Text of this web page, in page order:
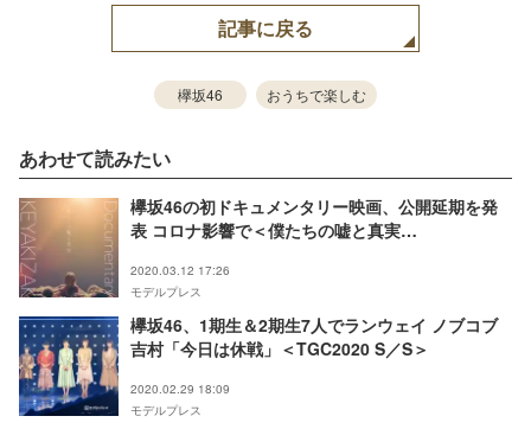
記事に戻る
欅坂46 おうちで楽しむ
あわせて読みたい
欅坂46の初ドキュメンタリー映画、公開延期を発
表 コロナ影響で＜僕たちの嘘と真実
2020.03.12 17:26
モデルプレス
欅坂46、1期生＆2期生7人でランウェイ ノブコブ
吉村「今日は休戦」＜TGC2020 S／S＞
2020.02.29 18:09
モデルプレス